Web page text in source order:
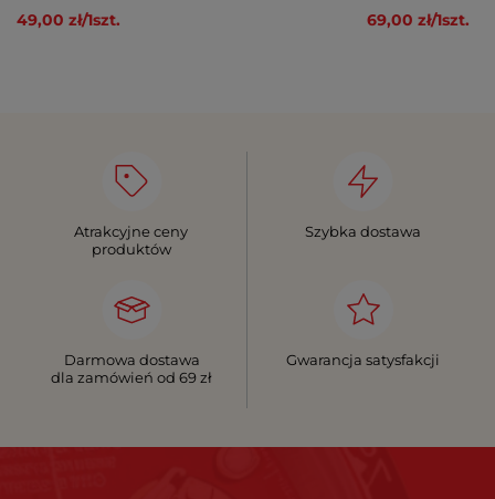
49,00 zł/1szt. 69,00 zł/1szt.
Atrakcyjne ceny
produktów
Szybka dostawa
Darmowa dostawa
dla zamówień od 69 zł
Gwarancja satysfakcji